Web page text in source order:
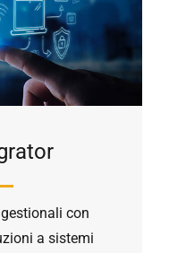
con
a sistemi